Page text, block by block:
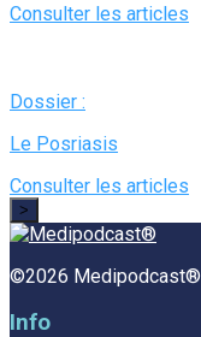
Consulter les articles
Dossier :
Le Posriasis
Consulter les articles
>
©2026 Medipodcast®
Info